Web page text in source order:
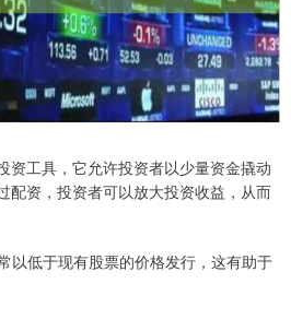
资工具，它允许投资者以少量资金撬动
配资，投资者可以放大投资收益，从而
以低于现有股票的价格发行，这有助于